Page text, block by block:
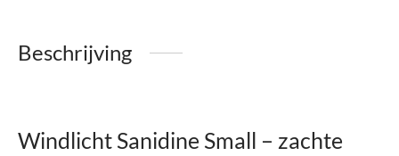
Beschrijving
Windlicht Sanidine Small – zachte